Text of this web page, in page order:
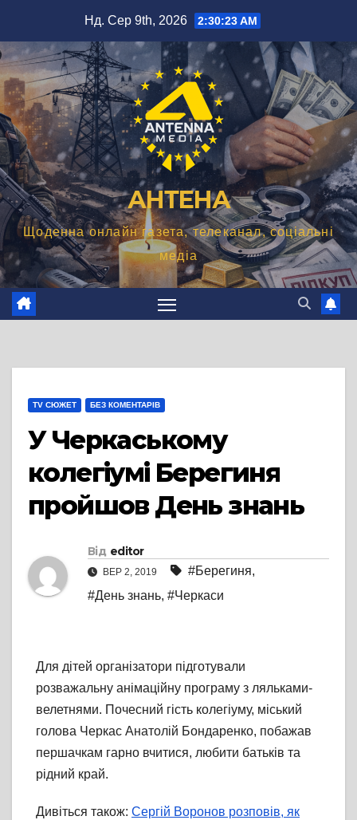
вмісту
Нд. Сер 9th, 2026 2:30:24 AM
АНТЕНА
Щоденна онлайн газета, телеканал, соціальні
медіа
TV СЮЖЕТ БЕЗ КОМЕНТАРІВ
У Черкаському
колегіумі Берегиня
пройшов День знань
Від editor
ВЕР 2, 2019 #Берегиня,
#День знань, #Черкаси
Для дітей організатори підготували
розважальну анімаційну програму з ляльками-
велетнями. Почесний гість колегіуму, міський
голова Черкас Анатолій Бондаренко, побажав
першачкам гарно вчитися, любити батьків та
рідний край.
Дивіться також: Сергій Воронов розповів, як